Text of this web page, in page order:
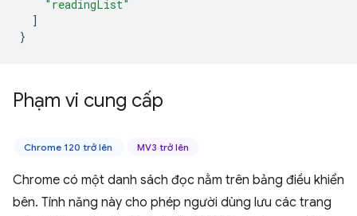
"readingList"
]
}
Phạm vi cung cấp
Chrome 120 trở lên MV3 trở lên
Chrome có một danh sách đọc nằm trên bảng điều khiển
bên. Tính năng này cho phép người dùng lưu các trang